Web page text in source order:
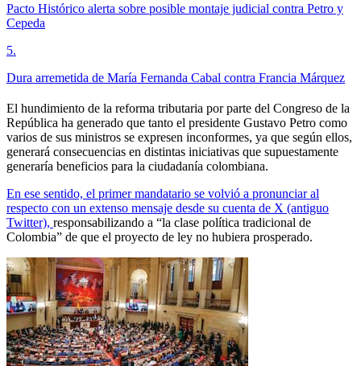
Pacto Histórico alerta sobre posible montaje judicial contra Petro y
Cepeda
5.
Dura arremetida de María Fernanda Cabal contra Francia Márquez
El hundimiento de la reforma tributaria por parte del Congreso de la
República ha generado que tanto el presidente Gustavo Petro como
varios de sus ministros se expresen inconformes, ya que según ellos,
generará consecuencias en distintas iniciativas que supuestamente
generaría beneficios para la ciudadanía colombiana.
En ese sentido, el primer mandatario se volvió a pronunciar al
respecto con un extenso mensaje desde su cuenta de X (antiguo
Twitter), responsabilizando a “la clase política tradicional de
Colombia” de que el proyecto de ley no hubiera prosperado.